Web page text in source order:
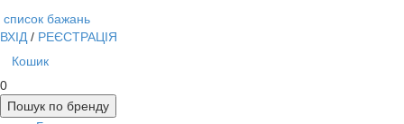
список бажань
ВХІД / РЕЄСТРАЦІЯ
Кошик
0
Пошук по бренду